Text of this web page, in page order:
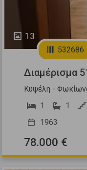
13
532686
Διαμέρισμα
Κυψέλη -
1
1
1963
78.000 €